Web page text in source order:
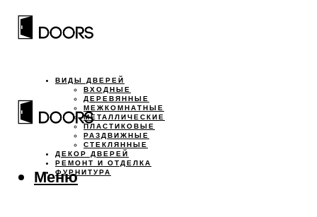
ВИДЫ ДВЕРЕЙ
ВХОДНЫЕ
ДЕРЕВЯННЫЕ
МЕЖКОМНАТНЫЕ
МЕТАЛЛИЧЕСКИЕ
ПЛАСТИКОВЫЕ
РАЗДВИЖНЫЕ
СТЕКЛЯННЫЕ
ДЕКОР ДВЕРЕЙ
РЕМОНТ И ОТДЕЛКА
ФУРНИТУРА
Меню